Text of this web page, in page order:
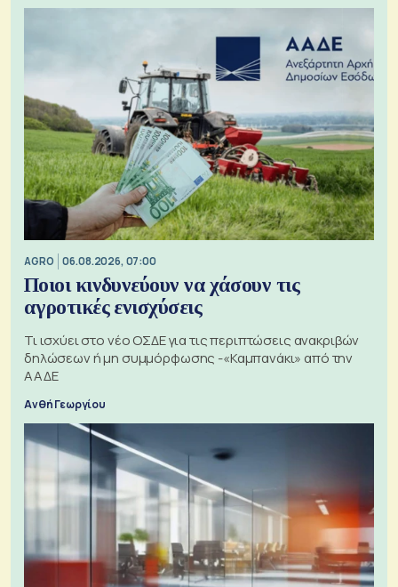
AGRO 06.08.2026, 07:00
Ποιοι κινδυνεύουν να χάσουν τις
αγροτικές ενισχύσεις
Τι ισχύει στο νέο ΟΣΔΕ για τις περιπτώσεις ανακριβών
δηλώσεων ή μη συμμόρφωσης -«Καμπανάκι» από την
ΑΑΔΕ
Ανθή Γεωργίου